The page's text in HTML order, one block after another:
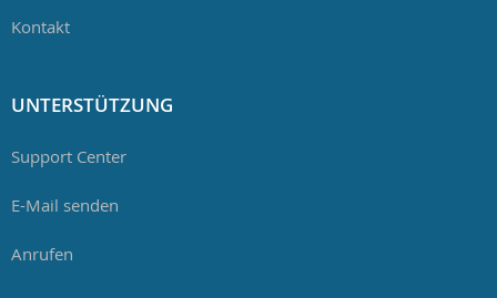
Kontakt
UNTERSTÜTZUNG
Support Center
E-Mail senden
Anrufen